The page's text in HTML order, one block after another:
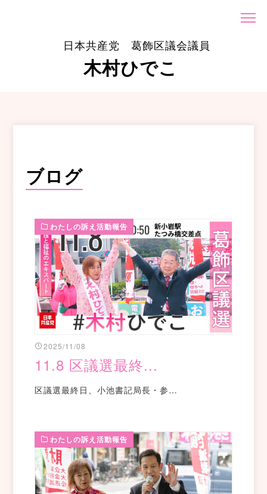
日本共産党 葛飾区議会議員
木村ひでこ
ブログ
わたしの訴え活動報告
2025/11/08
11.8 区議選最終...
区議選最終日、小池書記局長・参…
わたしの訴え活動報告